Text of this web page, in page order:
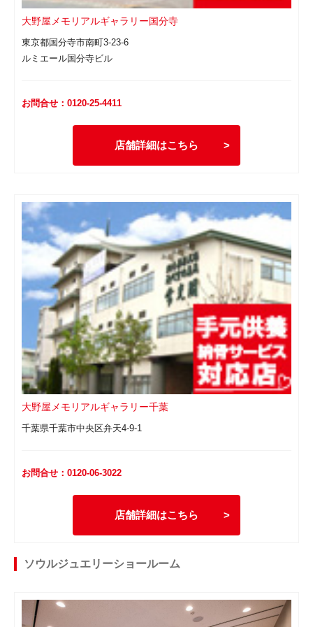
大野屋メモリアルギャラリー国分寺
東京都国分寺市南町3-23-6
ルミエール国分寺ビル
お問合せ：0120-25-4411
店舗詳細はこちら
大野屋メモリアルギャラリー千葉
千葉県千葉市中央区弁天4-9-1
お問合せ：0120-06-3022
店舗詳細はこちら
ソウルジュエリーショールーム